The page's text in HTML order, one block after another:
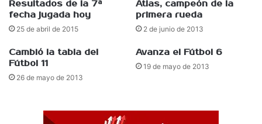
Resultados de la 7ª
fecha jugada hoy
25 de abril de 2015
Atlas, campeón de la
primera rueda
2 de junio de 2013
Cambió la tabla del
Fútbol 11
26 de mayo de 2013
Avanza el Fútbol 6
19 de mayo de 2013